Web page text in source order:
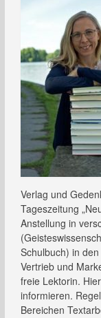
Verlag und
Tageszeitung
Anstellung in
Schulbuch) in
Vertrieb und
freie Lektorin.
informieren.
Bereichen